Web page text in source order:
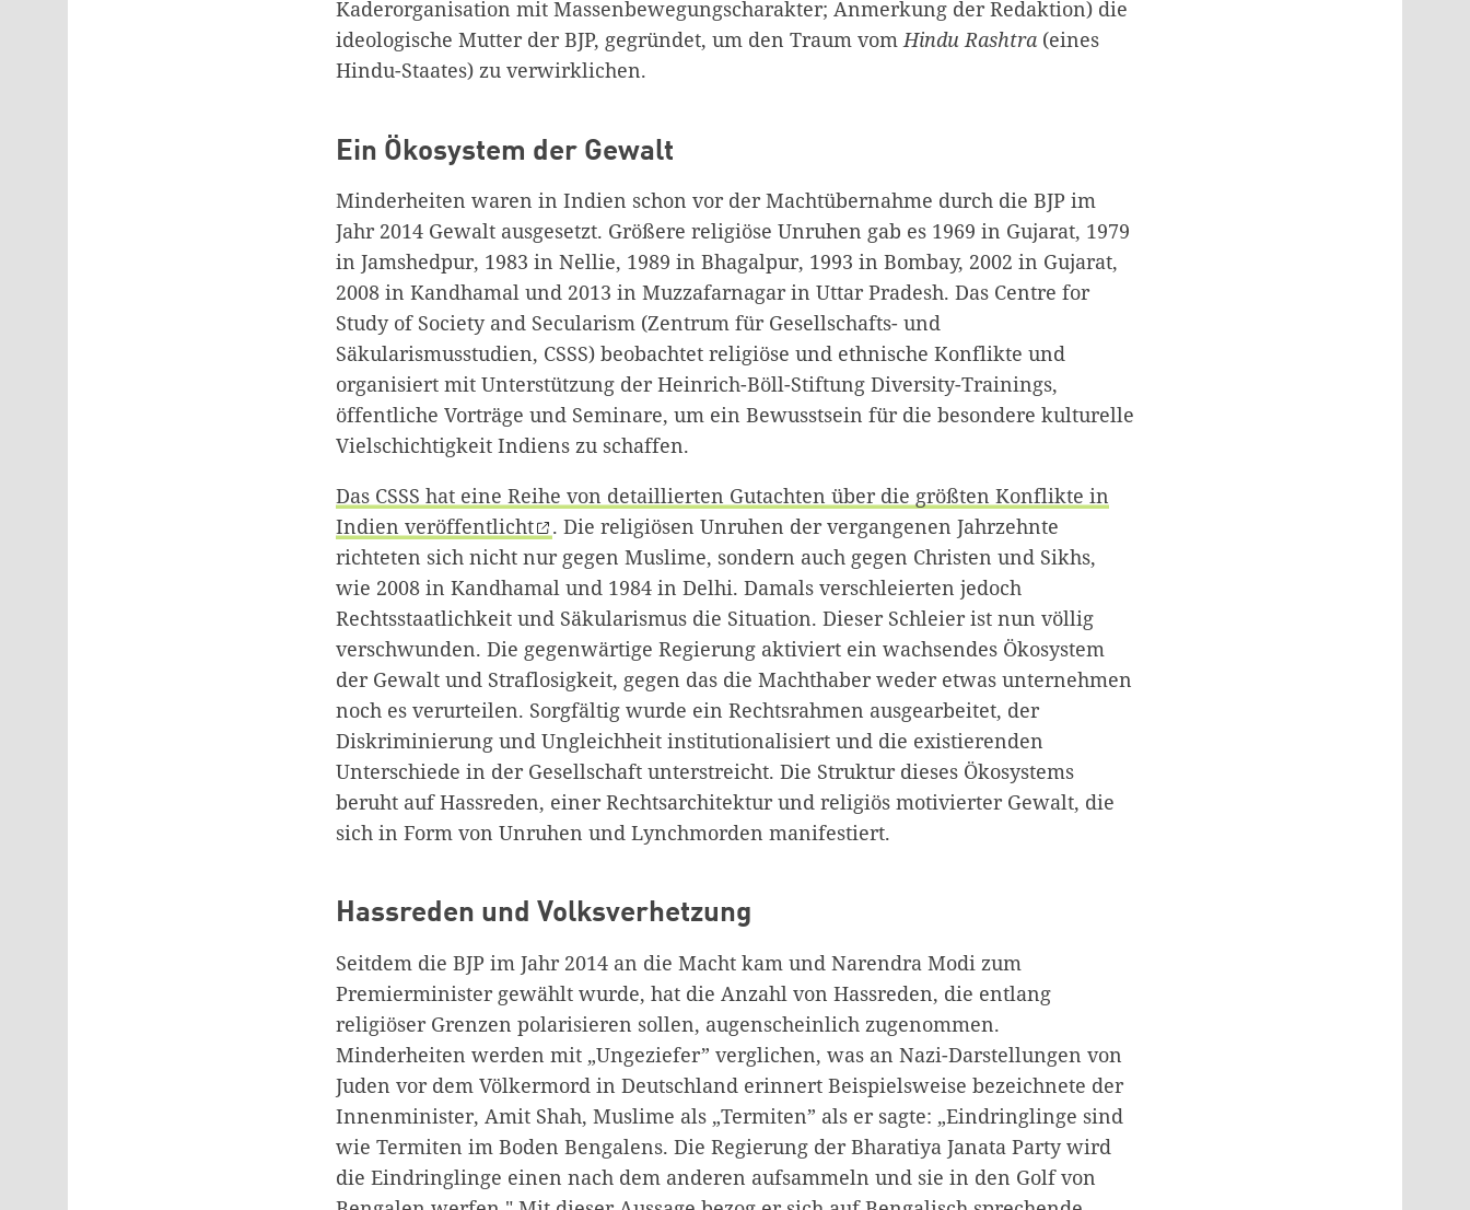
Kaderorganisation mit Massenbewegungscharakter; Anmerkung der Redaktion) die
ideologische Mutter der BJP, gegründet, um den Traum vomHindu Rashtra (eines
Hindu-Staates) zu verwirklichen.
Ein Ökosystem der Gewalt
Minderheiten waren in Indien schon vor der Machtübernahme durch die BJP im
Jahr 2014 Gewalt ausgesetzt. Größere religiöse Unruhen gab es 1969 in Gujarat, 1979
in Jamshedpur, 1983 in Nellie, 1989 in Bhagalpur, 1993 in Bombay, 2002 in Gujarat,
2008 in Kandhamal und 2013 in Muzzafarnagar in Uttar Pradesh. Das Centre for
Study of Society and Secularism (Zentrum für Gesellschafts- und
Säkularismusstudien, CSSS) beobachtet religiöse und ethnische Konflikte und
organisiert mit Unterstützung der Heinrich-Böll-Stiftung Diversity-Trainings,
öffentliche Vorträge und Seminare, um ein Bewusstsein für die besondere kulturelle
Vielschichtigkeit Indiens zu schaffen.
Das CSSS hat eine Reihe von detaillierten Gutachten über die größten Konflikte in
Indien veröffentlicht
. Die religiösen Unruhen der vergangenen Jahrzehnte
richteten sich nicht nur gegen Muslime, sondern auch gegen Christen und Sikhs,
wie 2008 in Kandhamal und 1984 in Delhi. Damals verschleierten jedoch
Rechtsstaatlichkeit und Säkularismus die Situation. Dieser Schleier ist nun völlig
verschwunden. Die gegenwärtige Regierung aktiviert ein wachsendes Ökosystem
der Gewalt und Straflosigkeit, gegen das die Machthaber weder etwas unternehmen
noch es verurteilen. Sorgfältig wurde ein Rechtsrahmen ausgearbeitet, der
Diskriminierung und Ungleichheit institutionalisiert und die existierenden
Unterschiede in der Gesellschaft unterstreicht. Die Struktur dieses Ökosystems
beruht auf Hassreden, einer Rechtsarchitektur und religiös motivierter Gewalt, die
sich in Form von Unruhen und Lynchmorden manifestiert.
Hassreden und Volksverhetzung
Seitdem die BJP im Jahr 2014 an die Macht kam und Narendra Modi zum
Premierminister gewählt wurde, hat die Anzahl von Hassreden, die entlang
religiöser Grenzen polarisieren sollen, augenscheinlich zugenommen.
Minderheiten werden mit „Ungeziefer” verglichen, was an Nazi-Darstellungen von
Juden vor dem Völkermord in Deutschland erinnert Beispielsweise bezeichnete der
Innenminister, Amit Shah, Muslime als „Termiten” als er sagte: „Eindringlinge sind
wie Termiten im Boden Bengalens. Die Regierung der Bharatiya Janata Party wird
die Eindringlinge einen nach dem anderen aufsammeln und sie in den Golf von